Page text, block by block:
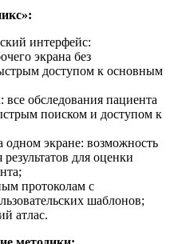
интерфейс:
экрана без
доступом к основным
обследования пациента
поиском и доступом к
одном экране: возможность
для оценки
протоколам с
шаблонов;
атлас.